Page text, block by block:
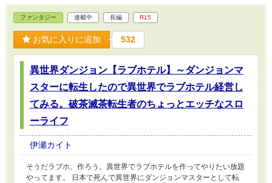
ファンタジー 連載中 長編 R15
お気に入りに追加 532
異世界ダンジョン【ラブホテル】～ダンジョンマ
スターに転生したので異世界でラブホテル経営し
てみる。破茶滅茶転生者のちょっとエッチなスロ
ーライフ
伊瀬カイト
そうだラブホ、作ろう。異世界でラブホテルを作ってやりたい放題
やってます。 日本で死んで異世界にダンジョンマスターとして転